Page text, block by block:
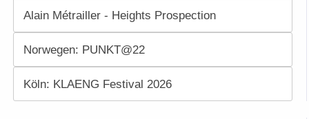
Alain Métrailler - Heights Prospection
Norwegen: PUNKT@22
Köln: KLAENG Festival 2026